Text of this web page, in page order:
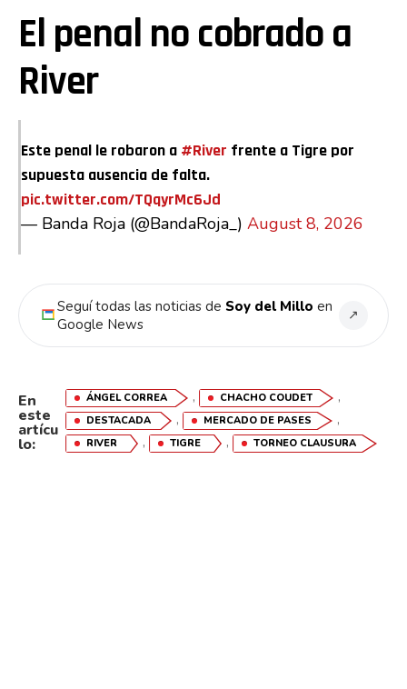
El penal no cobrado a
River
Este penal le robaron a #River frente a Tigre por
supuesta ausencia de falta.
pic.twitter.com/TQqyrMc6Jd
— Banda Roja (@BandaRoja_) August 8, 2026
Seguí todas las noticias de Soy del Millo en
Google News
↗
En
este
artícu
lo:
ÁNGEL CORREA , CHACHO COUDET ,
DESTACADA , MERCADO DE PASES ,
RIVER , TIGRE , TORNEO CLAUSURA